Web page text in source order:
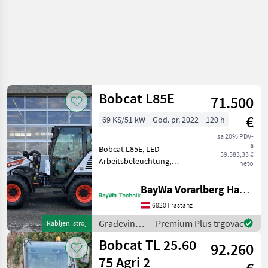
Rabljeni stroj
Bobcat L85E
71.500
€
sa 20% PDV-
a
59.583,33 €
neto
69 KS/51 kW God. pr. 2022 120 h
Bobcat L85E, LED
Arbeitsbeleuchtung,
Radiovorbereitung,
Schaufelparallelanzeige
Bereifung 405/70 R 18,
Geschwindigkeit 30 km/h,
Heiz-Klim
BayWa Vorarlberg HandelsGmbH BayWa Technik
6820 Frastanz
Građevinski
strojevi /
Bobcat
Premium Plus trgovac
Bobcat TL 25.60
75 Agri 2
92.260